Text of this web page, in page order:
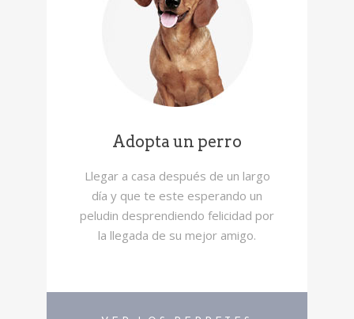
Adopta un perro
Llegar a casa después de un largo
día y que te este esperando un
peludin desprendiendo felicidad por
la llegada de su mejor amigo.